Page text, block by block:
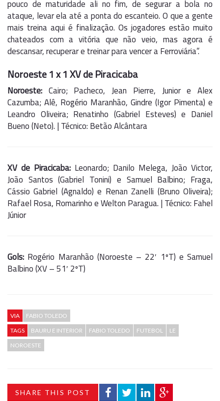
pouco de maturidade ali no fim, de segurar a bola no
ataque, levar ela até a ponta do escanteio. O que a gente
mais treina aqui é finalização. Os jogadores estão muito
chateados com a vitória que não veio, mas agora é
descansar, recuperar e treinar para vencer a Ferroviária”.
Noroeste 1 x 1 XV de Piracicaba
Noroeste: Cairo; Pacheco, Jean Pierre, Junior e Alex
Cazumba; Alê, Rogério Maranhão, Gindre (Igor Pimenta) e
Leandro Oliveira; Renatinho (Gabriel Esteves) e Daniel
Bueno (Neto). | Técnico: Betão Alcântara
XV de Piracicaba: Leonardo; Danilo Melega, João Victor,
João Santos (Gabriel Tonini) e Samuel Balbino; Fraga,
Cássio Gabriel (Agnaldo) e Renan Zanelli (Bruno Oliveira);
Rafael Rosa, Romarinho e Welton Paragua. | Técnico: Fahel
Júnior
Gols: Rogério Maranhão (Noroeste – 22′ 1ºT) e Samuel
Balbino (XV – 51′ 2ºT)
VIA
FABIO TOLEDO
TAGS
BAURU E INTERIOR FABIO TOLEDO FUTEBOL
LE
NOROESTE
SHARE THIS POST